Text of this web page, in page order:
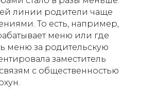
линии родители чаще
То есть, например,
меню или где
меню за родительскую
заместитель
с общественностью